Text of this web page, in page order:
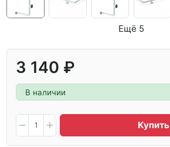
Ещё 5
3 140 ₽
В наличии
Купить